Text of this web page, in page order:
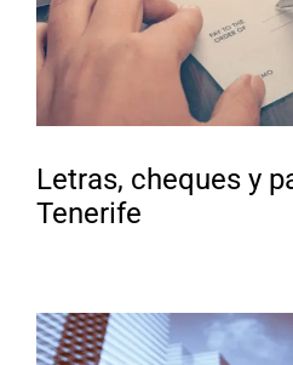
Letras, cheques y
Tenerife